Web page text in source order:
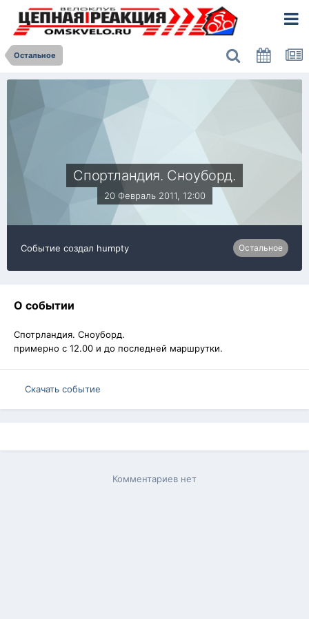
Остальное
Спортландия. Сноуборд.
20 Февраль 2011, 12:00
Событие создал humpty Остальное
О событии
Спотрландия. Сноуборд.
примерно с 12.00 и до последней маршрутки.
Скачать событие
Комментариев нет